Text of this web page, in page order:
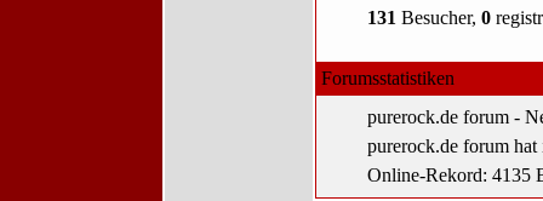
131 Besucher, 0
Forumsstatistiken
purerock.de forum -
purerock.de forum hat
Online-Rekord: 4135